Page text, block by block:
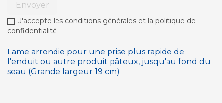
Envoyer
J'accepte les conditions générales et la politique de
confidentialité
Lame arrondie pour une prise plus rapide de
l'enduit ou autre produit pâteux, jusqu'au fond du
seau (Grande largeur 19 cm)